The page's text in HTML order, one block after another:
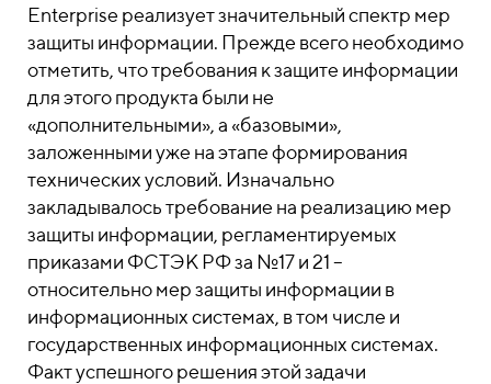
Enterprise реализует значительный спектр мер
защиты информации. Прежде всего необходимо
отметить, что требования к защите информации
для этого продукта были не
«дополнительными», а «базовыми»,
заложенными уже на этапе формирования
технических условий. Изначально
закладывалось требование на реализацию мер
защиты информации, регламентируемых
приказами ФСТЭК РФ за №17 и 21 –
относительно мер защиты информации в
информационных системах, в том числе и
государственных информационных системах.
Факт успешного решения этой задачи